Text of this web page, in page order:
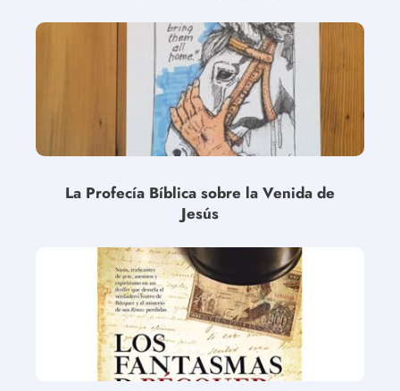
La Profecía Bíblica sobre la Venida de
Jesús